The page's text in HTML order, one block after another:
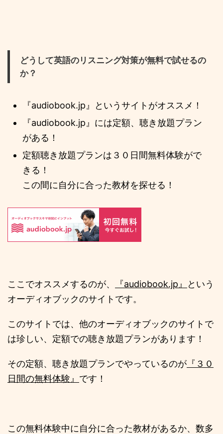
どうして英語のリスニング対策が無料で試せるの
か？
『audiobook.jp』というサイトがオススメ！
『audiobook.jp』には定額、聴き放題プラン
がある！
定額聴き放題プランは３０日間無料体験がで
きる！
この間に自分に合った教材を探せる！
ここでオススメするのが、 『audiobook.jp』
という
オーディオブックのサイトです。
このサイトでは、他のオーディオブックのサイトで
は珍しい、定額での聴き放題プランがあります！
その定額、聴き放題プランでやっているのが 『３０
日間の無料体験』 です！
この無料体験中に自分に合った教材があるか、数多